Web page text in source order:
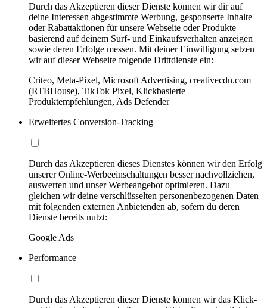
Durch das Akzeptieren dieser Dienste können wir dir auf
deine Interessen abgestimmte Werbung, gesponserte Inhalte
oder Rabattaktionen für unsere Webseite oder Produkte
basierend auf deinem Surf- und Einkaufsverhalten anzeigen
sowie deren Erfolge messen. Mit deiner Einwilligung setzen
wir auf dieser Webseite folgende Drittdienste ein:
Criteo, Meta-Pixel, Microsoft Advertising, creativecdn.com
(RTBHouse), TikTok Pixel, Klickbasierte
Produktempfehlungen, Ads Defender
Erweitertes Conversion-Tracking
Durch das Akzeptieren dieses Dienstes können wir den Erfolg
unserer Online-Werbeeinschaltungen besser nachvollziehen,
auswerten und unser Werbeangebot optimieren. Dazu
gleichen wir deine verschlüsselten personenbezogenen Daten
mit folgenden externen Anbietenden ab, sofern du deren
Dienste bereits nutzt:
Google Ads
Performance
Durch das Akzeptieren dieser Dienste können wir das Klick-